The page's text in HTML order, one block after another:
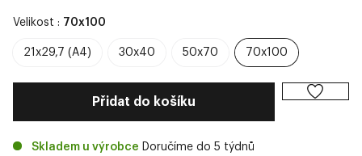
Velikost : 70x100
21x29,7 (A4) 30x40 50x70 70x100
Přidat do košíku
Skladem u výrobce Doručíme do 5 týdnů